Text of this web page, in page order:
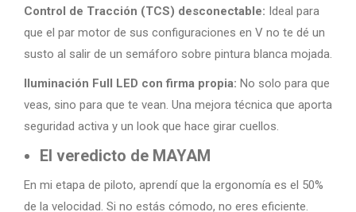
Control de Tracción (TCS) desconectable: Ideal para
que el par motor de sus configuraciones en V no te dé un
susto al salir de un semáforo sobre pintura blanca mojada.
Iluminación Full LED con firma propia: No solo para que
veas, sino para que te vean. Una mejora técnica que aporta
seguridad activa y un look que hace girar cuellos.
El veredicto de MAYAM
En mi etapa de piloto, aprendí que la ergonomía es el 50%
de la velocidad. Si no estás cómodo, no eres eficiente.